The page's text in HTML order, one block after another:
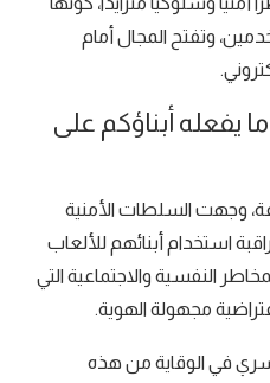
وتفتح المجال أمام
يفعله أبناؤكم على
وجهت السلطات الأمنية
استخدام أبنائهم للألعاب
النفسية والاجتماعية التي
مجهولة الهوية.
في الوقاية من هذه